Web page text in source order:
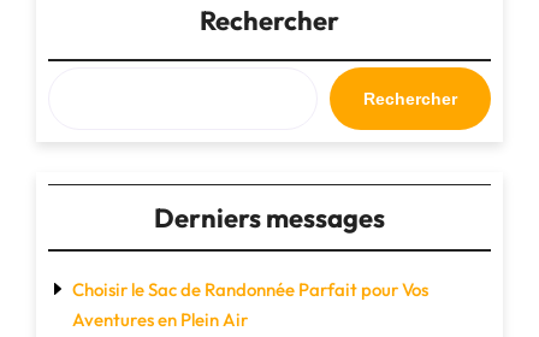
Rechercher
Rechercher
Derniers messages
Choisir le Sac de Randonnée Parfait pour Vos
Aventures en Plein Air